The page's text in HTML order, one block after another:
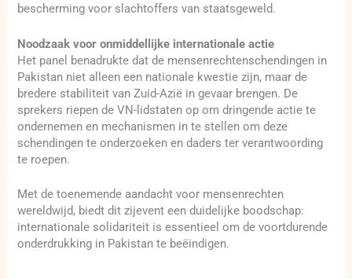
bescherming voor slachtoffers van staatsgeweld.
Noodzaak voor onmiddellijke internationale actie
Het panel benadrukte dat de mensenrechtenschendingen in
Pakistan niet alleen een nationale kwestie zijn, maar de
bredere stabiliteit van Zuid-Azië in gevaar brengen. De
sprekers riepen de VN-lidstaten op om dringende actie te
ondernemen en mechanismen in te stellen om deze
schendingen te onderzoeken en daders ter verantwoording
te roepen.
Met de toenemende aandacht voor mensenrechten
wereldwijd, biedt dit zijevent een duidelijke boodschap:
internationale solidariteit is essentieel om de voortdurende
onderdrukking in Pakistan te beëindigen.